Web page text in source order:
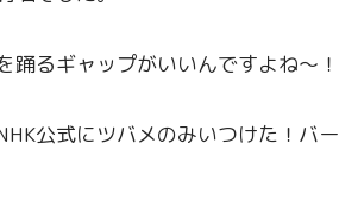
るギャップがいいんですよね～！
公式にツバメのみいつけた！バー